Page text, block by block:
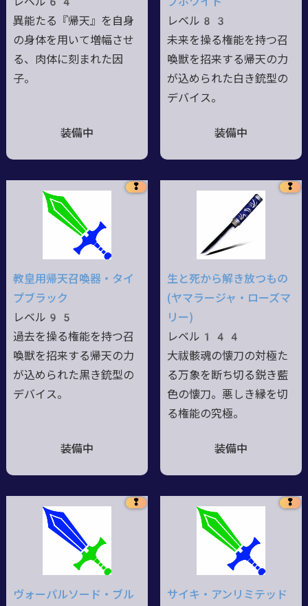
異能たる『帰天』を自身
の身体を用いて増幅させ
る、肉体に刻まれた因
子。
装備中
レベル83
未来を操る権能を持つ召
喚獣を招来する帰天の力
が込められた白き銃型の
デバイス。
装備中
❢
教皇用帰天召喚器・タイ
プブラック
レベル95
過去を操る権能を持つ召
喚獣を招来する帰天の力
が込められた黒き銃型の
デバイス。
装備中
❢
生と死から解き放つもの
(ヤマラージャ・ローズマ
リー)
レベル144
大祓骸魂の懐刀の対極た
る万象を断ち切る鋭き藍
色の懐刀。悪しき縁を切
る権能の究極。
装備中
❢
ヴォーパルソード・ブル
❢
サイキ・アンリミテッド